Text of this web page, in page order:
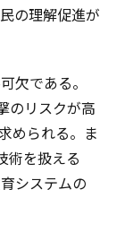
の理解促進が
欠である。
の リスクが高
められる。ま
術を扱える
システムの